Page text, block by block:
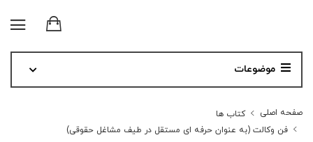
موضوعات
صفحه اصلی
کتاب ها
فن وکالت (به عنوان حرفه ای مستقل در طیف مشاغل حقوقی)